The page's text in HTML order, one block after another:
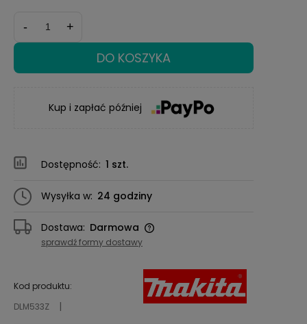
- +
DO KOSZYKA
Kup i zapłać później
Dostępność: 1 szt.
Wysyłka w: 24 godziny
Dostawa: Darmowa
Cena nie zawiera ewentualnych kosztów
sprawdź formy dostawy
Kod produktu:
DLM533Z